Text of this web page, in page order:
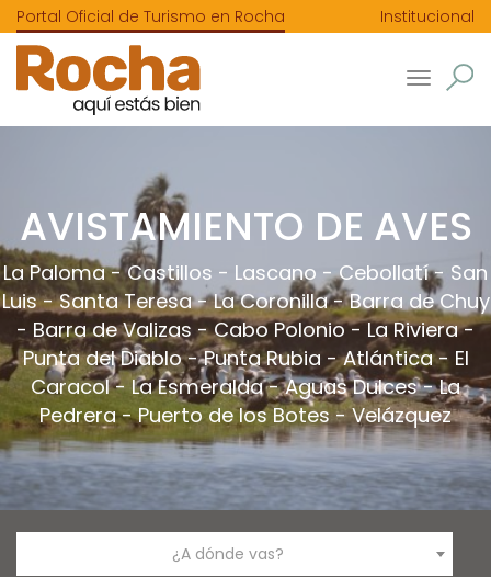
Portal Oficial de Turismo en Rocha Institucional
Toggle
AVISTAMIENTO DE AVES
La Paloma-Castillos - Lascano -Cebollatí- San
Luis-Santa Teresa-La Coronilla-Barra de Chuy
- Barra de Valizas-Cabo Polonio-La Riviera-
Punta del Diablo-Punta Rubia -Atlántica- El
Caracol-La Esmeralda-Aguas Dulces-La
Pedrera-Puerto de los Botes-Velázquez
¿A dónde vas?